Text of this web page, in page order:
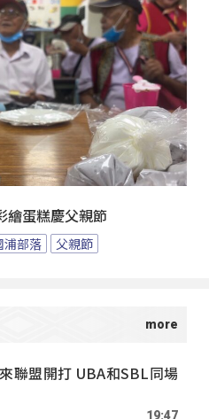
繪蛋糕慶父親節
浦部落 父親節
聯盟開打 UBA和SBL同場
19:47